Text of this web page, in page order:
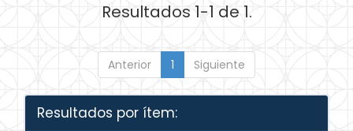
Resultados 1-1 de 1.
Anterior 1 Siguiente
Resultados por ítem: